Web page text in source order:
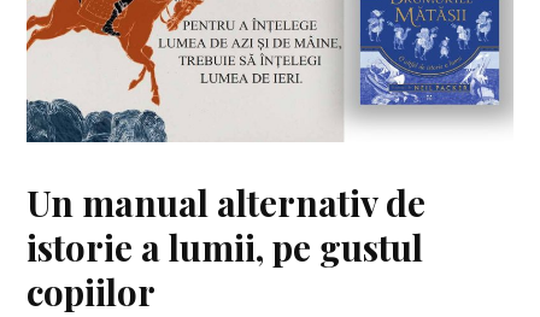
Un manual alternativ de
istorie a lumii, pe gustul
copiilor